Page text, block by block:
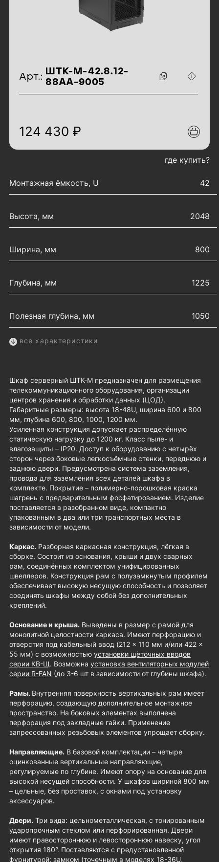
идентификаторы товара
Арт.:
ШТК-М-42.8.12-
88АА-9005
124 430 ₽
где купить?
Монтажная ёмкость, U
42
Высота, мм 2048
Ширина, мм 800
Глубина, мм 1225
Полезная глубина, мм 1050
все характеристики
Шкаф серверный ШТК-М предназначен для размещения
телекоммуникационного оборудования, организации
центров хранения и обработки данных (ЦОД).
Габаритные размеры: высота 18-48U, ширина 600 и 800
мм, глубина 600, 800, 1000, 1200 мм.
Усиленная конструкция допускает распределённую
статическую нагрузку до 1200 кг. Класс пыле- и
влагозащиты – IP20. Доступ к оборудованию с четырёх
сторон через боковые легкосъёмные стенки, переднюю и
заднюю двери. Предусмотрена система заземления,
провода для заземления всех деталей шкафа в
комплекте. Покрытие – полимерно-порошковая краска
шагрень с предварительным фосфатированием. Изделие
поставляется в разобранном виде, компактно
упакованным в два или три транспортных места в
зависимости от модели.
Каркас. Разборная каркасная конструкция, лёгкая в
сборке. Состоит из основания, крыши и двух сварных
рам, соединённых комплектом унифицированных
швеллеров. Конструкция рам с полузамкнутым профилем
обеспечивает высокую несущую способность и позволяет
соединять шкафы между собой без дополнительных
креплений.
Основание и крыша. Выведены в размер с рамой для
монолитной целостности каркаса. Имеют перфорацию и
отверстия под кабельный ввод (212 × 110 мм и/или 422 ×
55 мм) с возможностью установки щёточных вводов
серии КВ-Щ. Возможна установка вентиляторных модулей
серии R-FAN (до 3-6 шт в зависимости от глубины шкафа).
Рамы. Внутренняя поверхность вертикальных рам имеет
перфорацию, создающую дополнительное монтажное
пространство. На боковых элементах выполнена
перфорация под закладные гайки. Применение
запрессованных резьбовых элементов упрощает сборку.
Направляющие. В базовой комплектации – четыре
оцинкованные вертикальные направляющие,
регулируемые по глубине. Имеют опору на основание для
высокой несущей способности. У шкафов шириной 800 мм
– цельные, без проставок, с окнами под установку
аксессуаров.
Двери. Три вида: цельнометаллическая, с тонированным
ударопрочным стеклом или перфорированная. Двери
имеют правостороннюю и левостороннюю навеску, угол
открытия 180°. Поставляются с предустановленной
фурнитурой: замком (точечным в моделях 18-36U,